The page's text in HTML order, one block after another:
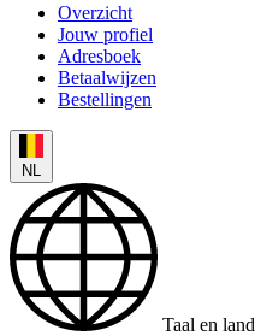
Overzicht
Jouw profiel
Adresboek
Betaalwijzen
Bestellingen
NL
Taal en land